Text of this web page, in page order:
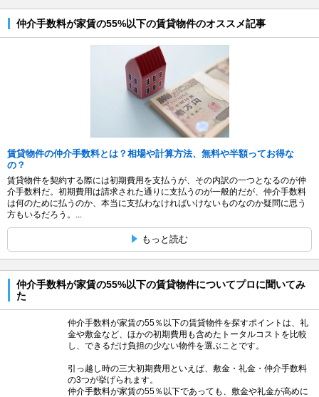
仲介手数料が家賃の55%以下の賃貸物件のオススメ記事
賃貸物件の仲介手数料とは？相場や計算方法、無料や半額ってお得な
の？
賃貸物件を契約する際には初期費用を支払うが、その内訳の一つとなるのが仲
介手数料だ。初期費用は請求された通りに支払うのが一般的だが、仲介手数料
は何のために払うのか、本当に支払わなければいけないものなのか疑問に思う
方もいるだろう。...
もっと読む
仲介手数料が家賃の55%以下の賃貸物件についてプロに聞いてみ
た
仲介手数料が家賃の55％以下の賃貸物件を探すポイントは、礼
金や敷金など、ほかの初期費用も含めたトータルコストを比較
し、できるだけ負担の少ない物件を選ぶことです。
引っ越し時の三大初期費用といえば、敷金・礼金・仲介手数料
の3つが挙げられます。
仲介手数料が家賃の55％以下であっても、敷金や礼金が高めに